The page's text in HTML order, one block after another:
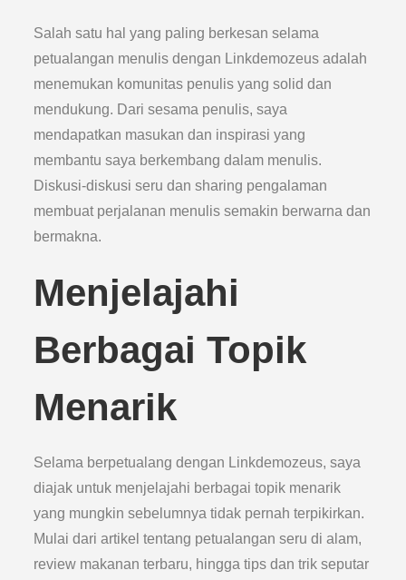
Salah satu hal yang paling berkesan selama
petualangan menulis dengan Linkdemozeus adalah
menemukan komunitas penulis yang solid dan
mendukung. Dari sesama penulis, saya
mendapatkan masukan dan inspirasi yang
membantu saya berkembang dalam menulis.
Diskusi-diskusi seru dan sharing pengalaman
membuat perjalanan menulis semakin berwarna dan
bermakna.
Menjelajahi
Berbagai Topik
Menarik
Selama berpetualang dengan Linkdemozeus, saya
diajak untuk menjelajahi berbagai topik menarik
yang mungkin sebelumnya tidak pernah terpikirkan.
Mulai dari artikel tentang petualangan seru di alam,
review makanan terbaru, hingga tips dan trik seputar